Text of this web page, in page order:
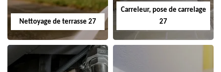
Nettoyage de terrasse 27
Carreleur, pose de carrelage
27